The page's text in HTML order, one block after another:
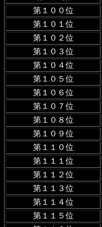
第１００位
第１０１位
第１０２位
第１０３位
第１０４位
第１０５位
第１０６位
第１０７位
第１０８位
第１０９位
第１１０位
第１１１位
第１１２位
第１１３位
第１１４位
第１１５位